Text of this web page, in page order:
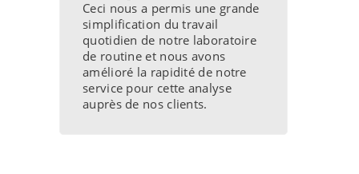
Ceci nous a permis une grande
simplification du travail
quotidien de notre laboratoire
de routine et nous avons
amélioré la rapidité de notre
service pour cette analyse
auprès de nos clients.